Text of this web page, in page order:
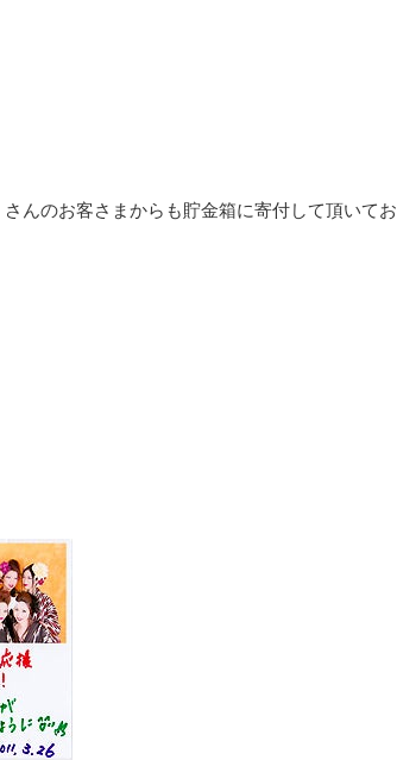
んのお客さまからも貯金箱に寄付して頂いてお